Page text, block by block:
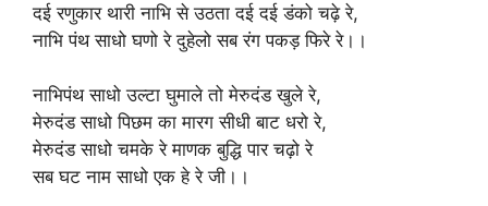
दई रणुकार थारी नाभि से उठता दई दई डंको चढ़े रे,
नाभि पंथ साधो घणो रे दुहेलो सब रंग पकड़ फिरे रे।।
नाभिपंथ साधो उल्टा घुमाले तो मेरुदंड खुले रे,
मेरुदंड साधो पिछम का मारग सीधी बाट धरो रे,
मेरुदंड साधो चमके रे माणक बुद्धि पार चढ़ो रे
सब घट नाम साधो एक हे रे जी।।